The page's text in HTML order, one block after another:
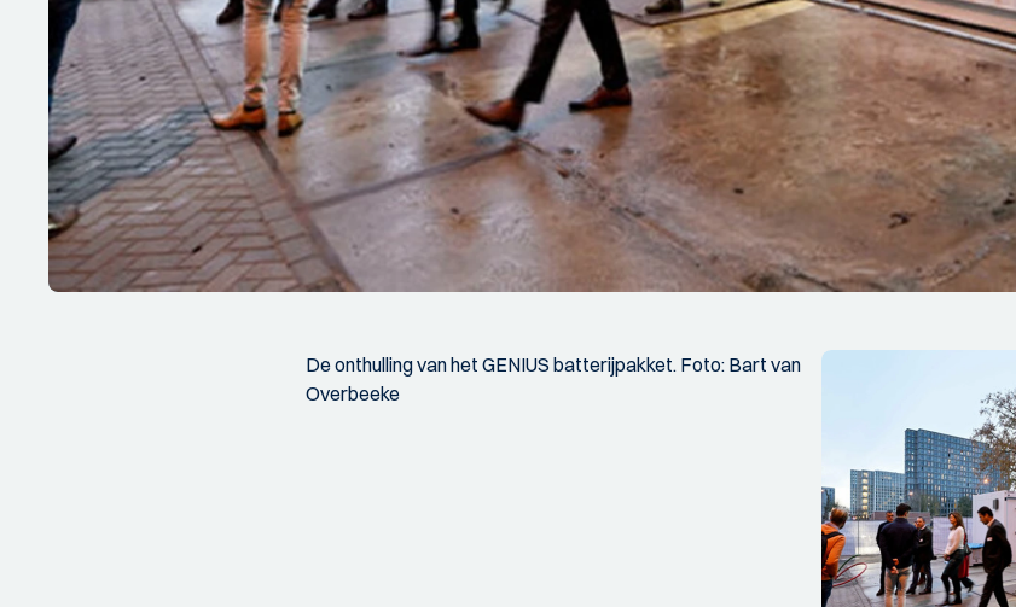
De onthulling van het GENIUS batterijpakket. Foto: Bart van
Overbeeke